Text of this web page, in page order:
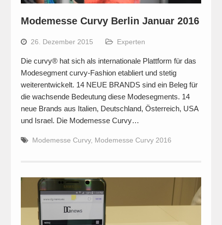
Modemesse Curvy Berlin Januar 2016
26. Dezember 2015 Experten
Die curvy® hat sich als internationale Plattform für das
Modesegment curvy-Fashion etabliert und stetig
weiterentwickelt. 14 NEUE BRANDS sind ein Beleg für
die wachsende Bedeutung diese Modesegments. 14
neue Brands aus Italien, Deutschland, Österreich, USA
und Israel. Die Modemesse Curvy…
Modemesse Curvy, Modemesse Curvy 2016